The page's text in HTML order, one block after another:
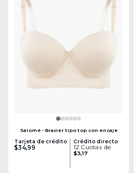
Salomé - Brasier tipo top con encaje
Tarjeta de crédito
$34,99
Crédito directo
12 Cuotas de
$3,17